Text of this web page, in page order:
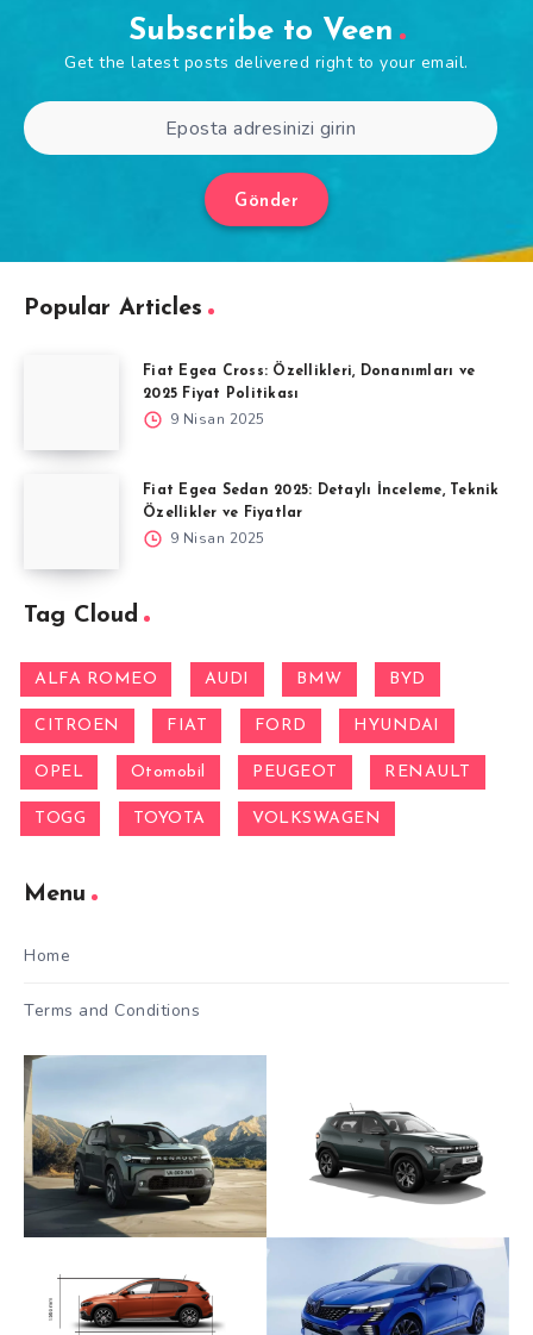
Subscribe to Veen
Get the latest posts delivered right to your email.
Gönder
Popular Articles
Fiat Egea Cross: Özellikleri, Donanımları ve
2025 Fiyat Politikası
9 Nisan 2025
Fiat Egea Sedan 2025: Detaylı İnceleme, Teknik
Özellikler ve Fiyatlar
9 Nisan 2025
Tag Cloud
ALFA ROMEO AUDI BMW BYD
CITROEN FIAT FORD HYUNDAI
OPEL Otomobil PEUGEOT RENAULT
TOGG TOYOTA VOLKSWAGEN
Menu
Home
Terms and Conditions